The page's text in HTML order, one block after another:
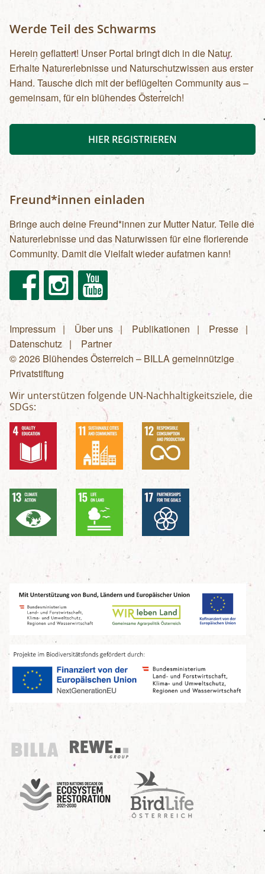
Werde Teil des Schwarms
Herein geflattert! Unser Portal bringt dich in die Natur.
Erhalte Naturerlebnisse und Naturschutzwissen aus erster
Hand. Tausche dich mit der beflügelten Community aus –
gemeinsam, für ein blühendes Österreich!
HIER REGISTRIEREN
Freund*innen einladen
Bringe auch deine Freund*innen zur Mutter Natur. Teile die
Naturerlebnisse und das Naturwissen für eine florierende
Community. Damit die Vielfalt wieder aufatmen kann!
FacebookInstagram Youtube
Fußzeilenmenü
Impressum Über uns Publikationen
Presse
Datenschutz
Partner
© 2026 Blühendes Österreich – BILLA gemeinnützige
Privatstiftung
Wir unterstützen folgende UN-Nachhaltigkeitsziele, die
SDGs:
Billa
REWE Group
UN Decade
Birdlife